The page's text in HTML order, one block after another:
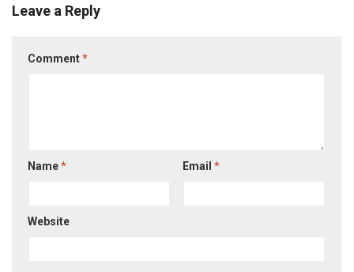
Leave a Reply
Comment*
Name* Email*
Website